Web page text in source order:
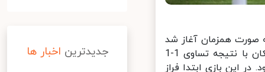
رقابت های لیگ برتر نوزدهم، 8 بازی به صورت همزمان آغاز شد
که در یکی از حساس ترین بازی ها، استقلال در ورزشگاه آزادی مقابل پیکان با نتیجه تساوی 1-1
بازی ابتدا فراز
جدیدترین اخبار ها